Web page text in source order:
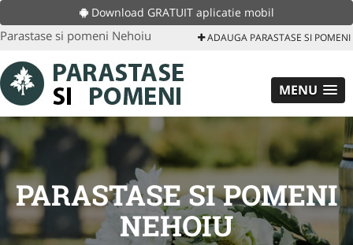
Download GRATUIT aplicatie mobil
Parastase si pomeni Nehoiu ADAUGA PARASTASE SI POMENI
MENU
PARASTASE SI POMENI
NEHOIU